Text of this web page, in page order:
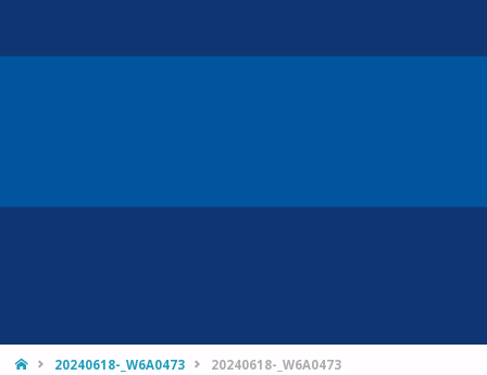
HOME20240618-_W6A0473 20240618-_W6A0473